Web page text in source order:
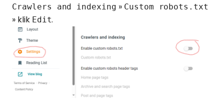
Crawlers and indexing » Custom robots.txt
» klik Edit.